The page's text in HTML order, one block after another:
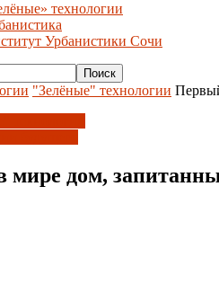
технологии
Урбанистики Сочи
"Зелёные" технологии
дом,